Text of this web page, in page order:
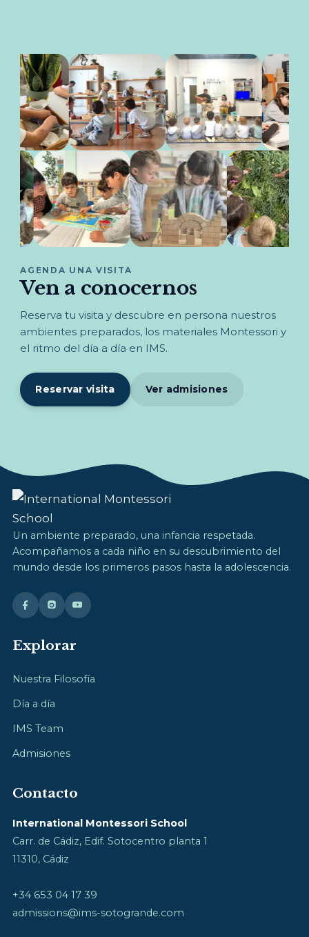
AGENDA UNA VISITA
Ven a conocernos
Reserva tu visita y descubre en persona nuestros
ambientes preparados, los materiales Montessori y
el ritmo del día a día en IMS.
Reservar visita Ver admisiones
Un ambiente preparado, una infancia respetada.
Acompañamos a cada niño en su descubrimiento del
mundo desde los primeros pasos hasta la adolescencia.
Explorar
Nuestra Filosofía
Día a día
IMS Team
Admisiones
Contacto
International Montessori School
Carr. de Cádiz, Edif. Sotocentro planta 1
11310, Cádiz
+34 653 04 17 39
admissions@ims-sotogrande.com